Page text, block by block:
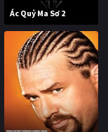
Ác Quỷ Ma Sơ 2